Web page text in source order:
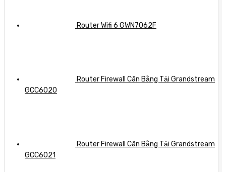
Router Wifi 6 GWN7062F
Router Firewall Cân Bằng Tải Grandstream
GCC6020
Router Firewall Cân Bằng Tải Grandstream
GCC6021